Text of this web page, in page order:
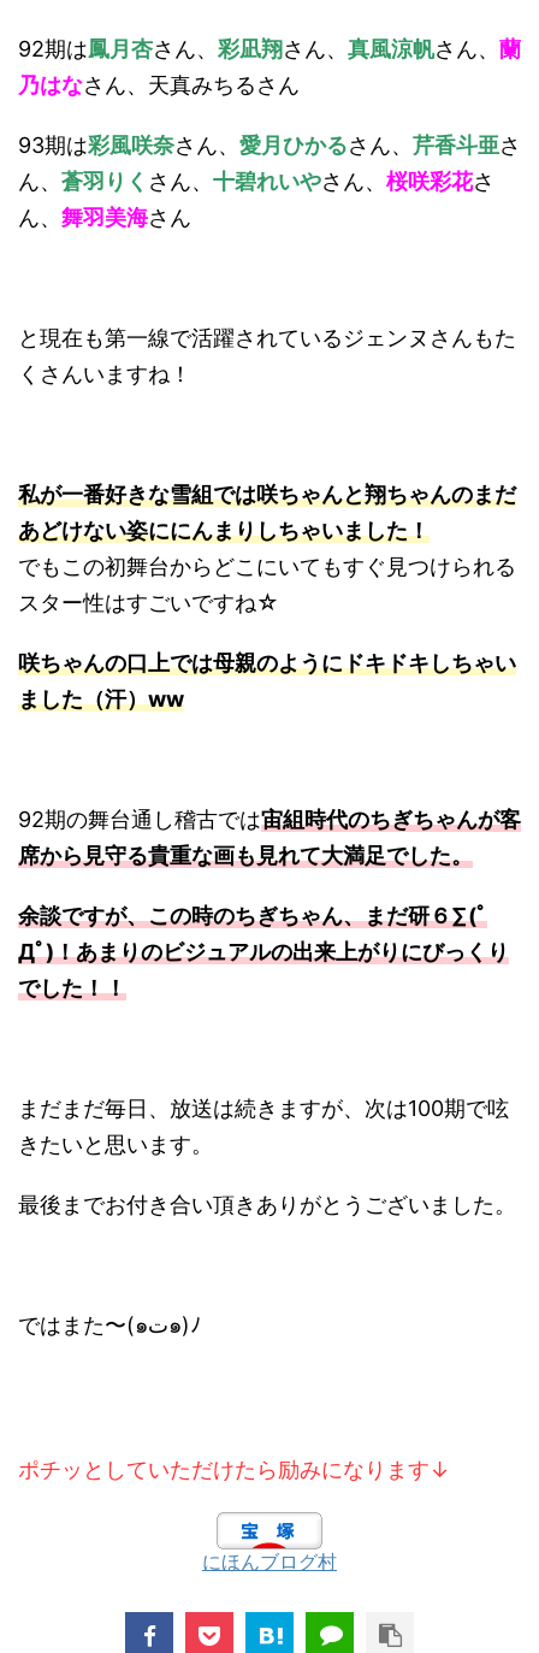
92期は鳳月杏さん、 彩凪翔さん、 真風涼帆さん、 蘭
乃はなさん、天真みちるさん
93期は彩風咲奈さん、 愛月ひかるさん、 芹香斗亜さ
ん、 蒼羽りく さん、 十碧れいやさん、 桜咲彩花さ
ん、 舞羽美海さん
と現在も第一線で活躍されているジェンヌさんもた
くさんいますね！
私が一番好きな雪組では咲ちゃんと翔ちゃんのまだ
あどけない姿ににんまりしちゃいました！
でもこの初舞台からどこにいてもすぐ見つけられる
スター性はすごいですね☆
咲ちゃんの口上では母親のようにドキドキしちゃい
ました（汗）ww
92期の舞台通し稽古では宙組時代のちぎちゃんが客
席から見守る貴重な画も見れて大満足でした。
余談ですが、この時のちぎちゃん、まだ研６∑(ﾟ
Дﾟ)！あまりのビジュアルの出来上がりにびっくり
でした！！
まだまだ毎日、放送は続きますが、次は100期で呟
きたいと思います。
最後までお付き合い頂きありがとうございました。
ではまた〜(๑ت๑)ﾉ
ポチッとしていただけたら励みになります↓
にほんブログ村